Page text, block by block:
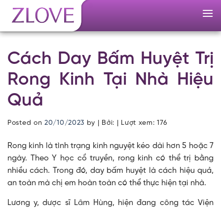
Skip
content
Cách Day Bấm Huyệt Trị
Rong Kinh Tại Nhà Hiệu
Quả
Posted on 20/10/2023 by | Bởi: | Lượt xem:176
Rong kinh là tình trạng kinh nguyệt kéo dài hơn 5 hoặc 7
ngày. Theo Y học cổ truyền, rong kinh có thể trị bằng
nhiều cách. Trong đó, day bấm huyệt là cách hiệu quả,
an toàn mà chị em hoàn toàn có thể thực hiện tại nhà.
Lương y, dược sĩ Lâm Hùng, hiện đang công tác Viện